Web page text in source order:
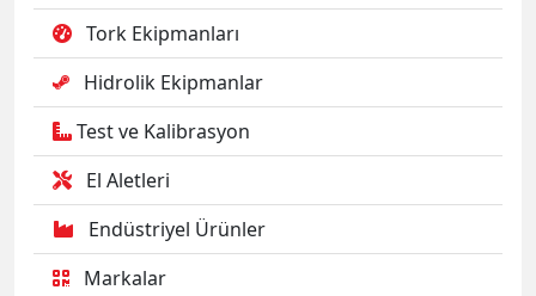
Tork Ekipmanları
Hidrolik Ekipmanlar
Test ve Kalibrasyon
El Aletleri
Endüstriyel Ürünler
Markalar